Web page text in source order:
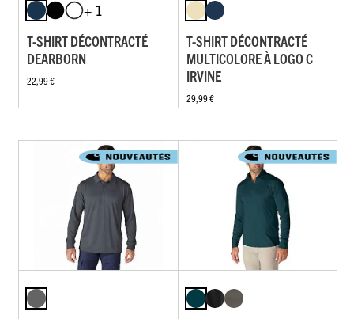
+ 1
T-SHIRT DÉCONTRACTÉ
DEARBORN
22,99 €
T-SHIRT DÉCONTRACTÉ
MULTICOLORE À LOGO C
IRVINE
29,99 €